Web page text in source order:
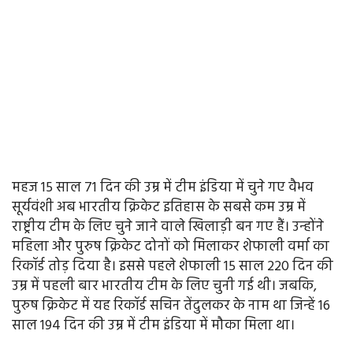
महज 15 साल 71 दिन की उम्र में टीम इंडिया में चुने गए वैभव
सूर्यवंशी अब भारतीय क्रिकेट इतिहास के सबसे कम उम्र में
राष्ट्रीय टीम के लिए चुने जाने वाले खिलाड़ी बन गए हैं। उन्होंने
महिला और पुरुष क्रिकेट दोनों को मिलाकर शेफाली वर्मा का
रिकॉर्ड तोड़ दिया है। इससे पहले शेफाली 15 साल 220 दिन की
उम्र में पहली बार भारतीय टीम के लिए चुनी गई थी। जबकि,
पुरुष क्रिकेट में यह रिकॉर्ड सचिन तेंदुलकर के नाम था जिन्हें 16
साल 194 दिन की उम्र में टीम इंडिया में मौका मिला था।